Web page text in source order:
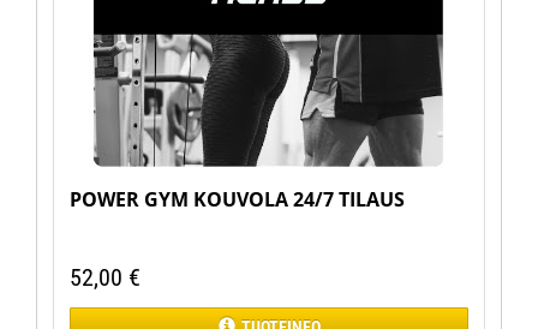
POWER GYM KOUVOLA 24/7 TILAUS
52,00 €